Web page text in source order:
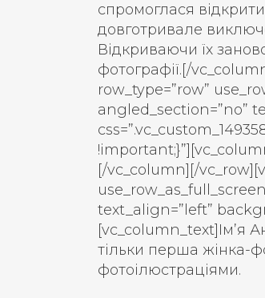
спромоглася
довготривале
Відкриваючи їх
фотографії.[/
row_type=”row”
angled_section=”no”
[/vc_column][/
text_align=”left”
[vc_column_text]Ім’я
тільки перша жінка-
фотоілюстраціями.